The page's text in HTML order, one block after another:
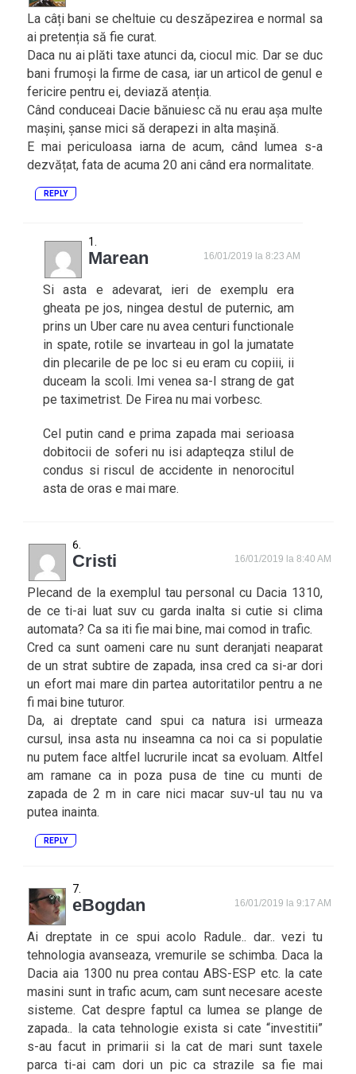
La câți bani se cheltuie cu deszăpezirea e normal sa
ai pretenția să fie curat.
Daca nu ai plăti taxe atunci da, ciocul mic. Dar se duc
bani frumoși la firme de casa, iar un articol de genul e
fericire pentru ei, deviază atenția.
Când conduceai Dacie bănuiesc că nu erau așa multe
mașini, șanse mici să derapezi in alta mașină.
E mai periculoasa iarna de acum, când lumea s-a
dezvățat, fata de acuma 20 ani când era normalitate.
REPLY
Marean 16/01/2019 la 8:23 AM
Si asta e adevarat, ieri de exemplu era
gheata pe jos, ningea destul de puternic, am
prins un Uber care nu avea centuri functionale
in spate, rotile se invarteau in gol la jumatate
din plecarile de pe loc si eu eram cu copiii, ii
duceam la scoli. Imi venea sa-l strang de gat
pe taximetrist. De Firea nu mai vorbesc.
Cel putin cand e prima zapada mai serioasa
dobitocii de soferi nu isi adapteqza stilul de
condus si riscul de accidente in nenorocitul
asta de oras e mai mare.
Cristi 16/01/2019 la 8:40 AM
Plecand de la exemplul tau personal cu Dacia 1310,
de ce ti-ai luat suv cu garda inalta si cutie si clima
automata? Ca sa iti fie mai bine, mai comod in trafic.
Cred ca sunt oameni care nu sunt deranjati neaparat
de un strat subtire de zapada, insa cred ca si-ar dori
un efort mai mare din partea autoritatilor pentru a ne
fi mai bine tuturor.
Da, ai dreptate cand spui ca natura isi urmeaza
cursul, insa asta nu inseamna ca noi ca si populatie
nu putem face altfel lucrurile incat sa evoluam. Altfel
am ramane ca in poza pusa de tine cu munti de
zapada de 2 m in care nici macar suv-ul tau nu va
putea inainta.
REPLY
eBogdan 16/01/2019 la 9:17 AM
Ai dreptate in ce spui acolo Radule.. dar.. vezi tu
tehnologia avanseaza, vremurile se schimba. Daca la
Dacia aia 1300 nu prea contau ABS-ESP etc. la cate
masini sunt in trafic acum, cam sunt necesare aceste
sisteme. Cat despre faptul ca lumea se plange de
zapada.. la cata tehnologie exista si cate “investitii”
s-au facut in primarii si la cat de mari sunt taxele
parca ti-ai cam dori un pic ca strazile sa fie mai